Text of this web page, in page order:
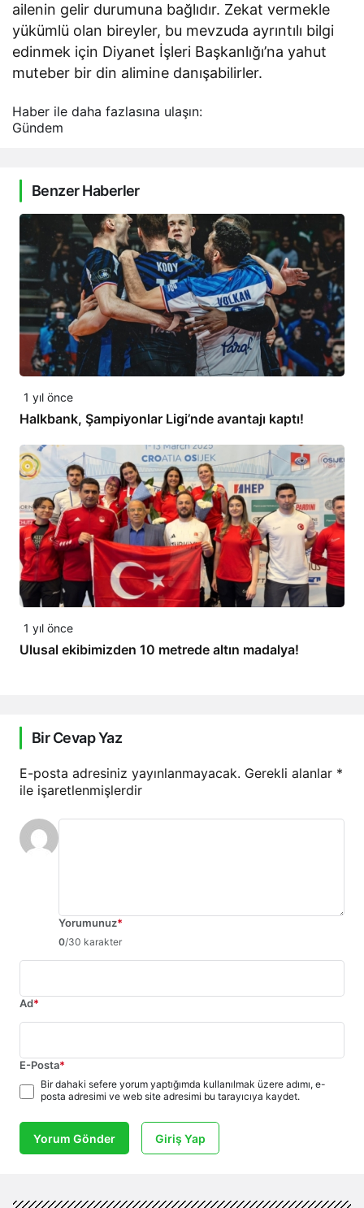
ailenin gelir durumuna bağlıdır. Zekat vermekle
yükümlü olan bireyler, bu mevzuda ayrıntılı bilgi
edinmek için Diyanet İşleri Başkanlığı’na yahut
muteber bir din alimine danışabilirler.
Haber ile daha fazlasına ulaşın:
Gündem
Benzer Haberler
1 yıl önce
Halkbank, Şampiyonlar Ligi’nde avantajı kaptı!
1 yıl önce
Ulusal ekibimizden 10 metrede altın madalya!
Bir Cevap Yaz
E-posta adresiniz yayınlanmayacak. Gerekli alanlar *
ile işaretlenmişlerdir
Yorumunuz*
0/30 karakter
Ad*
E-Posta*
Bir dahaki sefere yorum yaptığımda kullanılmak üzere adımı, e-
posta adresimi ve web site adresimi bu tarayıcıya kaydet.
Yorum Gönder Giriş Yap